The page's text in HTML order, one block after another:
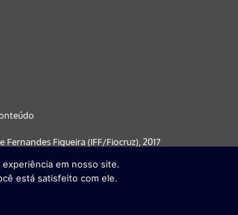
Figueira (IFF/Fiocruz), 2017
| Internet Explorer (a partir da versão 9) | FireFox ( a
em nosso site.
está satisfeito com ele.